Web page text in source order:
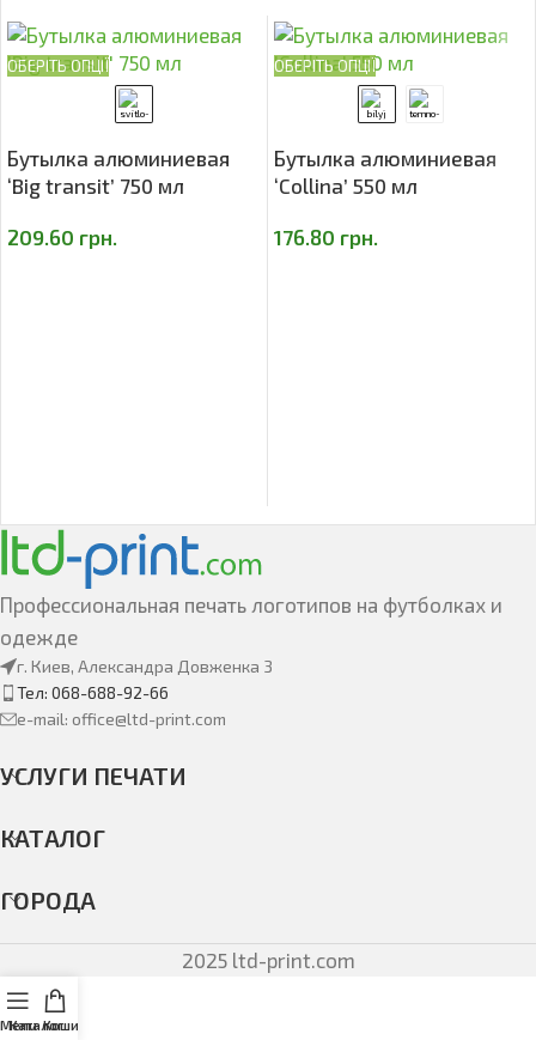
ОБЕРІТЬ ОПЦІЇ
Бутылка алюминиевая
‘Big transit’ 750 мл
209.60 грн.
ОБЕРІТЬ ОПЦІЇ
Бутылка алюминиевая
‘Collina’ 550 мл
176.80 грн.
Профессиональная печать логотипов на футболках и
одежде
г. Киев, Александра Довженка 3
Тел: 068-688-92-66
e-mail: office@ltd-print.com
УСЛУГИ ПЕЧАТИ
КАТАЛОГ
ГОРОДА
2025 ltd-print.com
Menu
Каталог
Кошик